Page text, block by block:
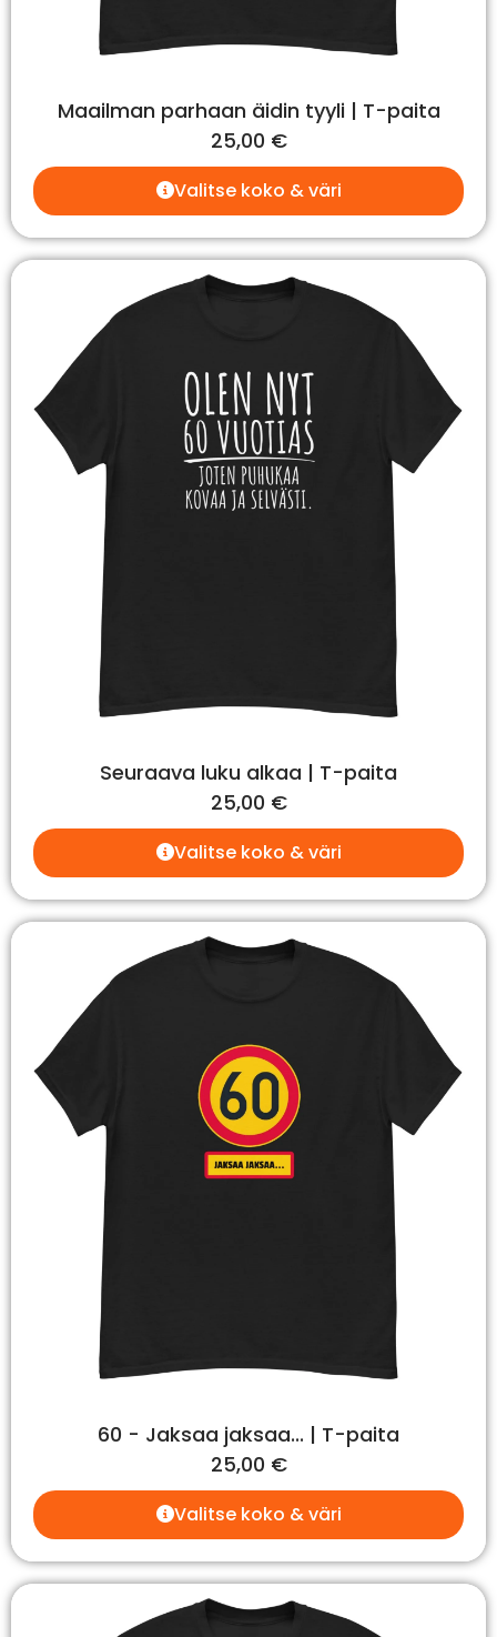
Maailman parhaan äidin tyyli | T-paita
25,00 €
Valitse koko & väri
Seuraava luku alkaa | T-paita
25,00 €
Valitse koko & väri
60 - Jaksaa jaksaa... | T-paita
25,00 €
Valitse koko & väri